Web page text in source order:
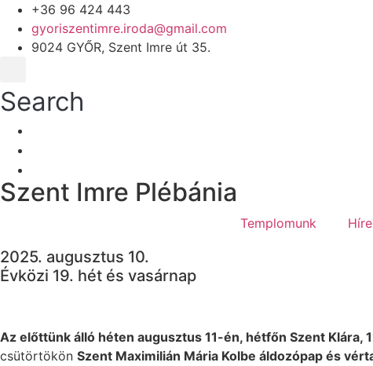
+36 96 424 443
gyoriszentimre.iroda@gmail.com
9024 GYŐR, Szent Imre út 35.
Search
Szent Imre Plébánia
Templomunk
2025. augusztus 10.
Évközi 19. hét és vasárnap
Az előttünk álló héten augusztus 11-én, hétfőn Szent Klára,
csütörtökön Szent Maximilián Mária Kolbe áldozópap és